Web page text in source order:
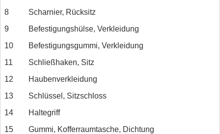
8
Scharnier, Rücksitz
9
Befestigungshülse, Verkleidung
10
Befestigungsgummi, Verkleidung
11
Schließhaken, Sitz
12
Haubenverkleidung
13
Schlüssel, Sitzschloss
14
Haltegriff
15
Gummi, Kofferraumtasche, Dichtung